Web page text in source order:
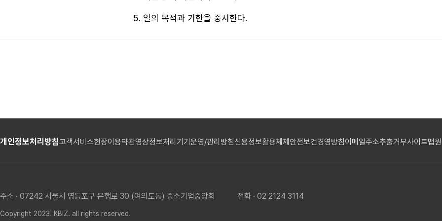
일의 목적과 기한을 중시한다.
개인정보처리방침고객서비스헌장이용약관영상정보처리기기운영/관리방침신용정보활용체제 안전보건경영방침이메일주소추출거부사이트맵
주소 · 07242 서울시 영등포구 은행로 30 (여의도동) 중소기업중앙회 전화 · 02 2124 3114
Copyright 2023. KBIZ. all rights reserved.